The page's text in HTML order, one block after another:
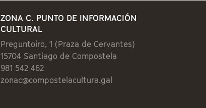
ZONA C. PUNTO DE INFORMACIÓN
CULTURAL
Preguntoiro, 1 (Praza de Cervantes)
15704 Santiago de Compostela
981 542 462
zonac@compostelacultura.gal